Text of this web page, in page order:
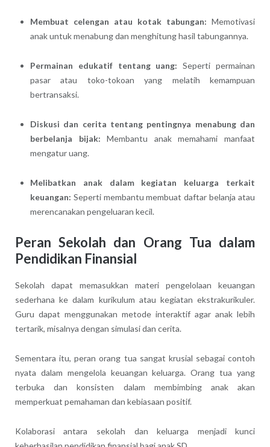
Membuat celengan atau kotak tabungan: Memotivasi
anak untuk menabung dan menghitung hasil tabungannya.
Permainan edukatif tentang uang: Seperti permainan
pasar atau toko-tokoan yang melatih kemampuan
bertransaksi.
Diskusi dan cerita tentang pentingnya menabung dan
berbelanja bijak: Membantu anak memahami manfaat
mengatur uang.
Melibatkan anak dalam kegiatan keluarga terkait
keuangan: Seperti membantu membuat daftar belanja atau
merencanakan pengeluaran kecil.
Peran Sekolah dan Orang Tua dalam
Pendidikan Finansial
Sekolah dapat memasukkan materi pengelolaan keuangan
sederhana ke dalam kurikulum atau kegiatan ekstrakurikuler.
Guru dapat menggunakan metode interaktif agar anak lebih
tertarik, misalnya dengan simulasi dan cerita.
Sementara itu, peran orang tua sangat krusial sebagai contoh
nyata dalam mengelola keuangan keluarga. Orang tua yang
terbuka dan konsisten dalam membimbing anak akan
memperkuat pemahaman dan kebiasaan positif.
Kolaborasi antara sekolah dan keluarga menjadi kunci